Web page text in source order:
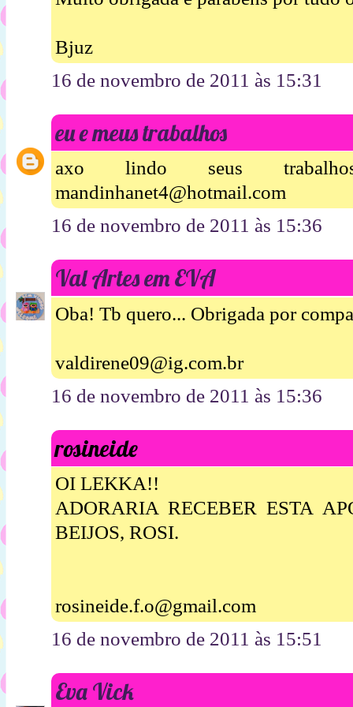
Bjuz
16 de novembro de 2011 às 15:31
eu e meus trabalhos
axo lindo seus
mandinhanet4@hotmail.com
16 de novembro de 2011 às 15:36
Val Artes em EVA
Oba! Tb quero... Obrigada por
valdirene09@ig.com.br
16 de novembro de 2011 às 15:36
rosineide
OI LEKKA!!
ADORARIA RECEBER ESTA
BEIJOS, ROSI.
rosineide.f.o@gmail.com
16 de novembro de 2011 às 15:51
Eva Vick